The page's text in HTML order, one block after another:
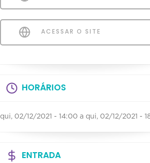
ACESSAR O SITE
HORÁRIOS
qui, 02/12/2021 - 14:00 a qui, 02/12/2021 -
ENTRADA